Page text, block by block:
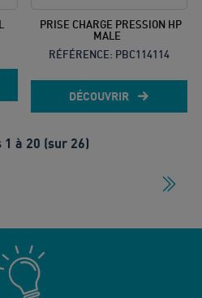
PRISE CHARGE PRESSION HP
MALE
RÉFÉRENCE: PBC114114
DÉCOUVRIR
à 20 (sur 26)